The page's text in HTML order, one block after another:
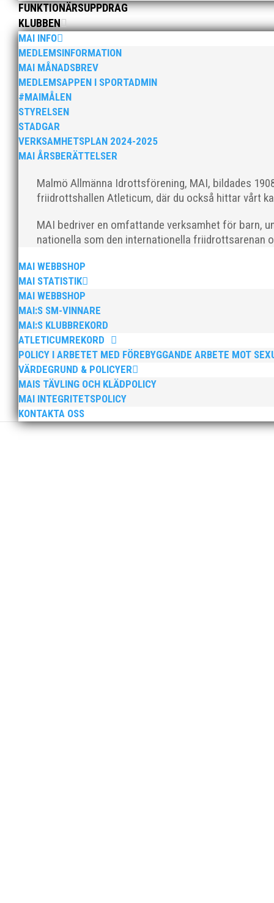
FUNKTIONÄRSUPPDRAG
KLUBBEN
MAI INFO
MEDLEMSINFORMATION
MAI MÅNADSBREV
MEDLEMSAPPEN I SPORTADMIN
#MAIMÅLEN
STYRELSEN
STADGAR
VERKSAMHETSPLAN 2024-2025
MAI ÅRSBERÄTTELSER
Malmö Allmänna Idrottsförening, MAI, bildades
friidrottshallen Atleticum, där du också hittar vårt
MAI bedriver en omfattande verksamhet för barn,
nationella som den internationella friidrottsarenan
MAI WEBBSHOP
MAI STATISTIK
MAI WEBBSHOP
MAI:S SM-VINNARE
MAI:S KLUBBREKORD
ATLETICUMREKORD
POLICY I ARBETET MED FÖREBYGGANDE ARBETE MOT
VÄRDEGRUND & POLICYER
MAIS TÄVLING OCH KLÄDPOLICY
MAI INTEGRITETSPOLICY
KONTAKTA OSS
Nu är hösten här och för oss MAI:re betyder det
ordförande i vår anrika förening om hur jag
Sprinterdrottningen Julia Henriksson vann dubbla
firade stora triumfer. Wictor Petersson plockade
Peter Karlsson slutar som klubbchef i MAI. Peters
sista dag som klubbchef. Bästa medlemmar i MAI,